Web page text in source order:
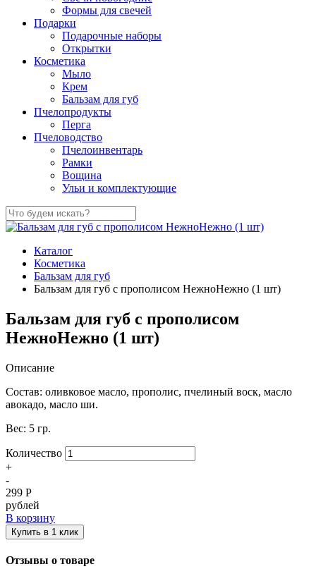
Формы для свечей
Подарки
Подарочные наборы
Открытки
Косметика
Мыло
Крем
Бальзам для губ
Пчелопродукты
Перга
Пчеловодство
Пчелоинвентарь
Рамки
Вощина
Ульи и комплектующие
Каталог
Косметика
Бальзам для губ
Бальзам для губ с прополисом НежноНежно (1 шт)
Бальзам для губ с прополисом
НежноНежно (1 шт)
Описание
Состав: оливковое масло, прополис, пчелиный воск, масло
авокадо, масло ши.
Вес: 5 гр.
Количество
+
-
299 Р
рублей
В корзину
Купить в 1 клик
Отзывы о товаре